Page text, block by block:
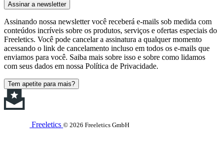
Assinar a newsletter
Assinando nossa newsletter você receberá e-mails sob medida com
conteúdos incríveis sobre os produtos, serviços e ofertas especiais do
Freeletics. Você pode cancelar a assinatura a qualquer momento
acessando o link de cancelamento incluso em todos os e-mails que
enviamos para você. Saiba mais sobre isso e sobre como lidamos
com seus dados em nossa Política de Privacidade.
Tem apetite para mais?
Freeletics © 2026 Freeletics GmbH